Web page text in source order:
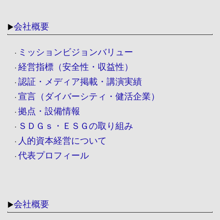
▶会社概要
・ ミッションビジョンバリュー
・ 経営指標（安全性・収益性）
・ 認証・メディア掲載・講演実績
・ 宣言（ダイバーシティ・健活企業）
・ 拠点・設備情報
・ ＳＤＧｓ・ＥＳＧの取り組み
・ 人的資本経営について
・ 代表プロフィール
▶会社概要